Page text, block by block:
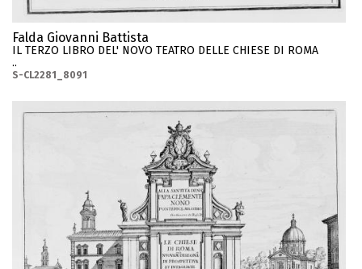
Falda Giovanni Battista
IL TERZO LIBRO DEL' NOVO TEATRO DELLE CHIESE DI ROMA
..
S-CL2281_8091